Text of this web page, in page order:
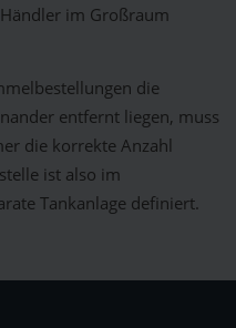
im Großraum
die
entfernt liegen, muss
die korrekte Anzahl
ist also im
Tankanlage definiert.